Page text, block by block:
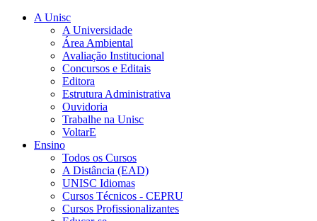
A Unisc
A Universidade
Área Ambiental
Avaliação Institucional
Concursos e Editais
Editora
Estrutura Administrativa
Ouvidoria
Trabalhe na Unisc
VoltarE
Ensino
Todos os Cursos
A Distância (EAD)
UNISC Idiomas
Cursos Técnicos - CEPRU
Cursos Profissionalizantes